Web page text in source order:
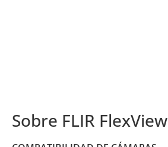
Sobre FLIR FlexView